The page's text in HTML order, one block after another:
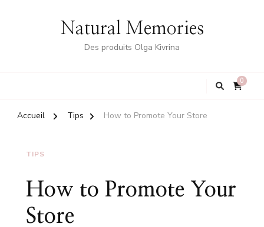
Natural Memories
Des produits Olga Kivrina
0
Accueil Tips How to Promote Your Store
TIPS
How to Promote Your
Store